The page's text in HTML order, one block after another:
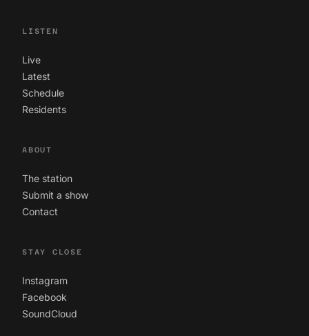
LISTEN
Live
Latest
Schedule
Residents
ABOUT
The station
Submit a show
Contact
STAY CLOSE
Instagram
Facebook
SoundCloud